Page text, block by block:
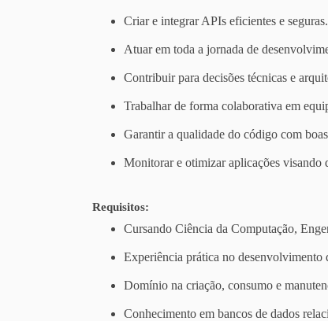
Criar e integrar APIs eficientes e seguras.
Atuar em toda a jornada de
Contribuir para decisões técnicas e
Trabalhar de forma colaborativa em
Garantir a qualidade do código com
Monitorar e otimizar aplicações visando
Requisitos:
Cursando Ciência da Computação,
Experiência prática no desenvolvimento
Domínio na criação, consumo e
Conhecimento em bancos de dados